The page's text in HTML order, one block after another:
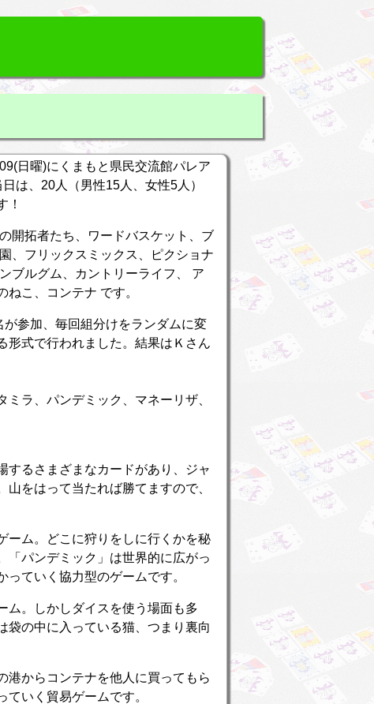
日曜)にくまもと県民交流館パレア
は、20人（男性15人、女性5人）
！
開拓者たち、ワードバスケット、ブ
、フリックスミックス、ピクショナ
ブルグム、カントリーライフ、 ア
こ、コンテナ です。
参加、毎回組分けをランダムに変
形式で行われました。結果はＫさん
ラ、パンデミック、マネーリザ、
するさまざまなカードがあり、ジャ
をはって当たれば勝てますので、
ーム。どこに狩りをしに行くかを秘
「パンデミック」は世界的に広がっ
ていく協力型のゲームです。
ム。しかしダイスを使う場面も多
袋の中に入っている猫、つまり裏向
港からコンテナを他人に買ってもら
いく貿易ゲームです。